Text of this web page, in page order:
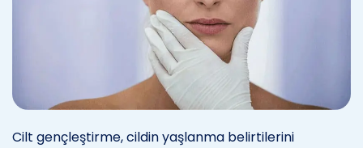
Cilt gençleştirme, cildin yaşlanma belirtilerini